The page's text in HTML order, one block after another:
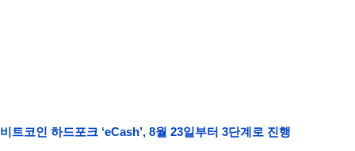
비트코인 하드포크 ‘eCash’, 8월 23일부터 3단계로 진행